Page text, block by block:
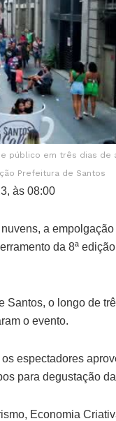
público em três dias de
Prefeitura de Santos
às 08:00
a
da 8ª
Santos, o longo de
o evento.
espectadores
para degustação
Economia